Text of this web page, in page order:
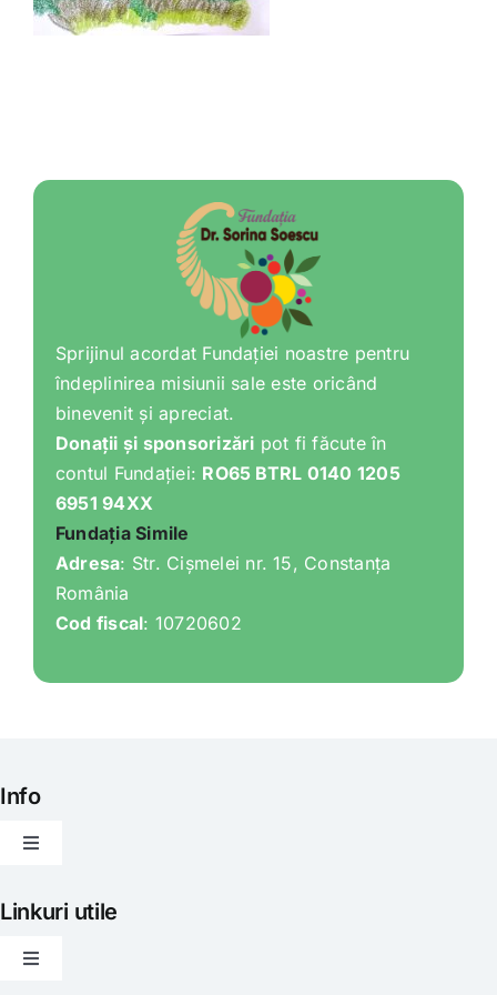
Shop
Sprijinul acordat Fundației noastre pentru
îndeplinirea misiunii sale este oricând
binevenit și apreciat.
Donații și sponsorizări pot fi făcute în
contul Fundației: RO65 BTRL 0140 1205
6951 94XX
Fundația Simile
Adresa: Str. Cișmelei nr. 15, Constanța
România
Cod fiscal: 10720602
Info
Toggle
Articole
Linkuri utile
Toggle